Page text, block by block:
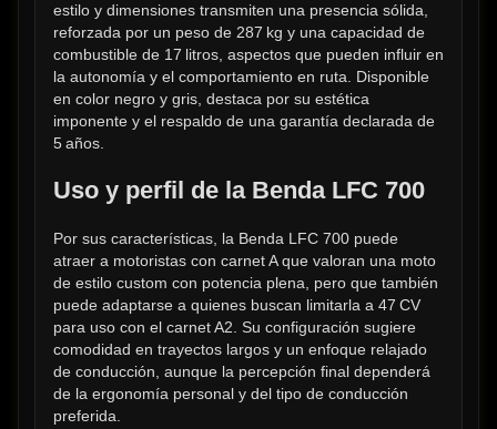
estilo y dimensiones transmiten una presencia sólida,
reforzada por un peso de 287 kg y una capacidad de
combustible de 17 litros, aspectos que pueden influir en
la autonomía y el comportamiento en ruta. Disponible
en color negro y gris, destaca por su estética
imponente y el respaldo de una garantía declarada de
5 años.
Uso y perfil de la Benda LFC 700
Por sus características, la Benda LFC 700 puede
atraer a motoristas con carnet A que valoran una moto
de estilo custom con potencia plena, pero que también
puede adaptarse a quienes buscan limitarla a 47 CV
para uso con el carnet A2. Su configuración sugiere
comodidad en trayectos largos y un enfoque relajado
de conducción, aunque la percepción final dependerá
de la ergonomía personal y del tipo de conducción
preferida.